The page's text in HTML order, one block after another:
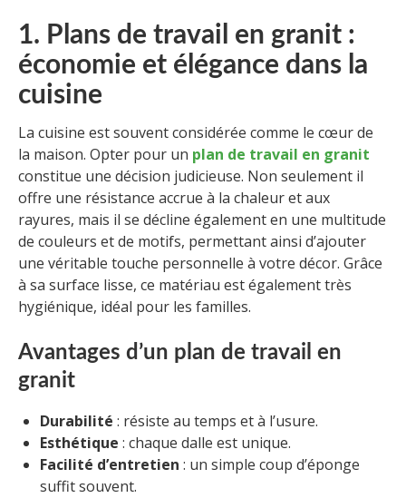
1. Plans de travail en granit :
économie et élégance dans la
cuisine
La cuisine est souvent considérée comme le cœur de
la maison. Opter pour un plan de travail en granit
constitue une décision judicieuse. Non seulement il
offre une résistance accrue à la chaleur et aux
rayures, mais il se décline également en une multitude
de couleurs et de motifs, permettant ainsi d’ajouter
une véritable touche personnelle à votre décor. Grâce
à sa surface lisse, ce matériau est également très
hygiénique, idéal pour les familles.
Avantages d’un plan de travail en
granit
Durabilité : résiste au temps et à l’usure.
Esthétique : chaque dalle est unique.
Facilité d’entretien : un simple coup d’éponge
suffit souvent.